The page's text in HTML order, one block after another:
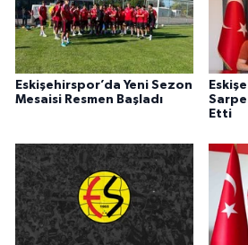
Eskişehirspor’da Yeni Sezon
Mesaisi Resmen Başladı
Etti